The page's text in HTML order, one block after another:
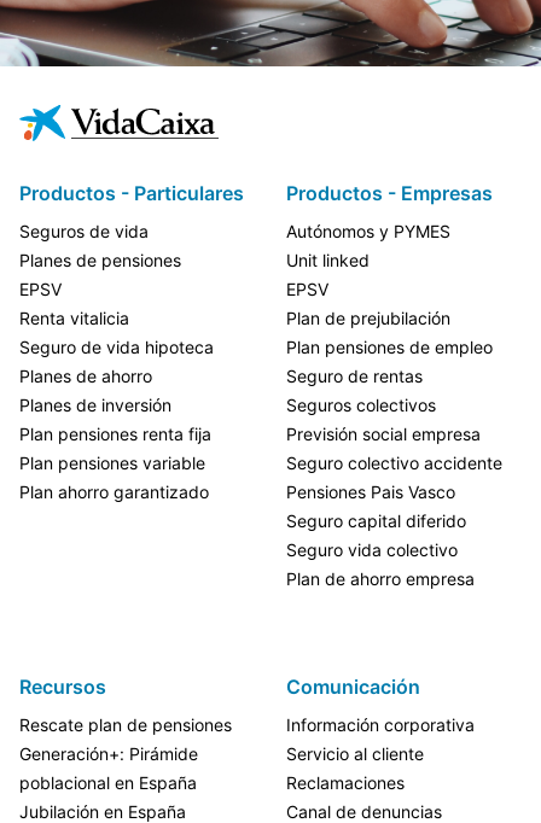
Productos - Particulares
Seguros de vida
Planes de pensiones
EPSV
Renta vitalicia
Seguro de vida hipoteca
Planes de ahorro
Planes de inversión
Plan pensiones renta fija
Plan pensiones variable
Plan ahorro garantizado
Productos - Empresas
Autónomos y PYMES
Unit linked
EPSV
Plan de prejubilación
Plan pensiones de empleo
Seguro de rentas
Seguros colectivos
Previsión social empresa
Seguro colectivo accidente
Pensiones Pais Vasco
Seguro capital diferido
Seguro vida colectivo
Plan de ahorro empresa
Recursos
Rescate plan de pensiones
Generación+: Pirámide
poblacional en España
Jubilación en España
Comunicación
Información corporativa
Servicio al cliente
Reclamaciones
Canal de denuncias